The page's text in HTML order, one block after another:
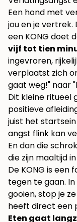
Een hond met
jou en je vertrek.
een KONG doet
vijf tot tien
ingevroren,
verplaatst zich
gaat weg!" naar
Dit kleine ritueel
positieve
juist het
angst flink kan
En dan die
die zijn maaltijd
De KONG is
tegen te gaan.
gooien, stop je
heeft direct een
Eten gaat